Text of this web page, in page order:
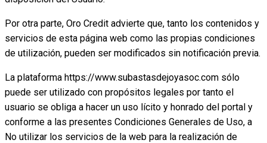
Por otra parte, Oro Credit advierte que, tanto los contenidos y
servicios de esta página web como las propias condiciones
de utilización, pueden ser modificados sin notificación previa.
La plataforma https://www.subastasdejoyasoc.com sólo
puede ser utilizado con propósitos legales por tanto el
usuario se obliga a hacer un uso lícito y honrado del portal y
conforme a las presentes Condiciones Generales de Uso, a
No utilizar los servicios de la web para la realización de